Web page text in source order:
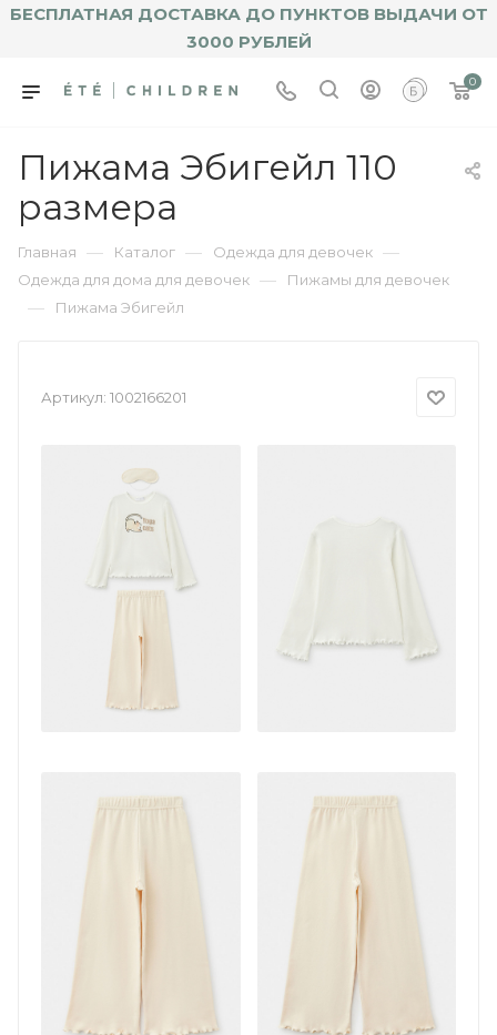
БЕСПЛАТНАЯ ДОСТАВКА ДО ПУНКТОВ ВЫДАЧИ ОТ
3000 РУБЛЕЙ
0
Пижама Эбигейл 110
размера
Главная — Каталог — Одежда для девочек —
Одежда для дома для девочек — Пижамы для девочек
— Пижама Эбигейл
Артикул: 1002166201